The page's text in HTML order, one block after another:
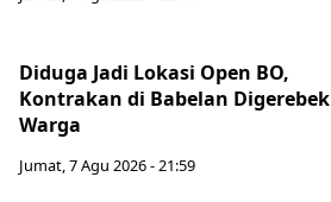
Diduga Jadi Lokasi Open BO,
Kontrakan di Babelan Digerebek
Warga
Jumat, 7 Agu 2026 - 21:59